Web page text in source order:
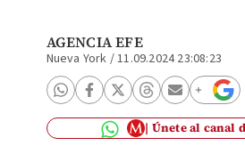
AGENCIA EFE
Nueva York /11.09.2024 23:08:23
Únete al canal